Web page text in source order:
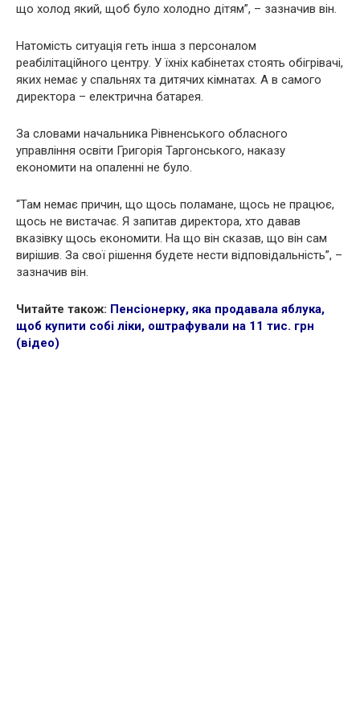
що холод який, щоб було холодно дітям”, – зазначив він.
Натомість ситуація геть інша з персоналом
реабілітаційного центру. У їхніх кабінетах стоять обігрівачі,
яких немає у спальнях та дитячих кімнатах. А в самого
директора – електрична батарея.
За словами начальника Рівненського обласного
управління освіти Григорія Таргонського, наказу
економити на опаленні не було.
“Там немає причин, що щось поламане, щось не працює,
щось не вистачає. Я запитав директора, хто давав
вказівку щось економити. На що він сказав, що він сам
вирішив. За свої рішення будете нести відповідальність”, –
зазначив він.
Читайте також: Пенсіонерку, яка продавала яблука,
щоб купити собі ліки, оштрафували на 11 тис. грн
(відео)